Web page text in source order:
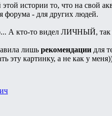
этой истории то, что на свой
форума - для других людей.
А кто-то видел ЛИЧНЫЙ, так
лишь рекомендации для
эту картинку, а не как у